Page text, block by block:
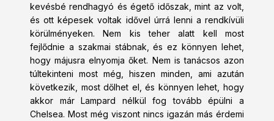
kevésbé rendhagyó és égető időszak, mint az volt,
és ott képesek voltak idővel úrrá lenni a rendkívüli
körülményeken. Nem kis teher alatt kell most
fejlődnie a szakmai stábnak, és ez könnyen lehet,
hogy májusra elnyomja őket. Nem is tanácsos azon
túltekinteni most még, hiszen minden, ami azután
következik, most dőlhet el, és könnyen lehet, hogy
akkor már Lampard nélkül fog tovább épülni a
Chelsea. Most még viszont nincs igazán más érdemi